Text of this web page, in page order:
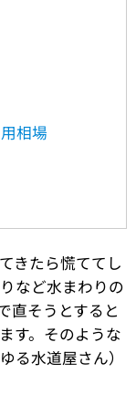
相場
きたら慌ててし
など水まわりの
直そうとすると
す。そのような
る水道屋さん）